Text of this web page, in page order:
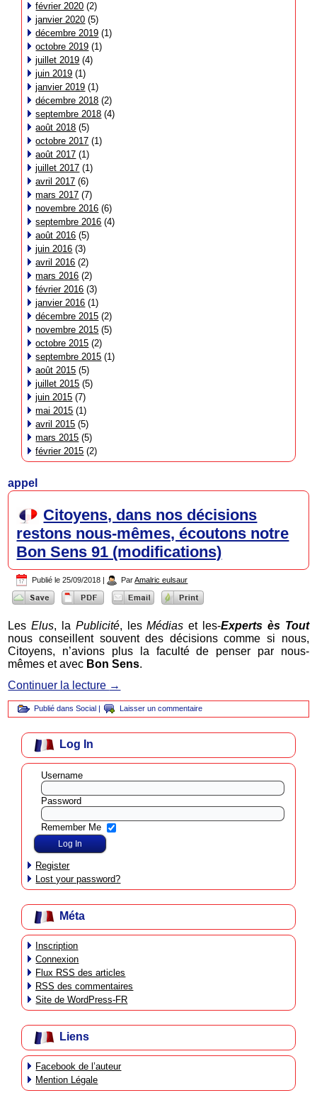
février 2020 (2)
janvier 2020 (5)
décembre 2019 (1)
octobre 2019 (1)
juillet 2019 (4)
juin 2019 (1)
janvier 2019 (1)
décembre 2018 (2)
septembre 2018 (4)
août 2018 (5)
octobre 2017 (1)
août 2017 (1)
juillet 2017 (1)
avril 2017 (6)
mars 2017 (7)
novembre 2016 (6)
septembre 2016 (4)
août 2016 (5)
juin 2016 (3)
avril 2016 (2)
mars 2016 (2)
février 2016 (3)
janvier 2016 (1)
décembre 2015 (2)
novembre 2015 (5)
octobre 2015 (2)
septembre 2015 (1)
août 2015 (5)
juillet 2015 (5)
juin 2015 (7)
mai 2015 (1)
avril 2015 (5)
mars 2015 (5)
février 2015 (2)
appel
Citoyens, dans nos décisions
restons nous-mêmes, écoutons notre
Bon Sens 91 (modifications)
Publié le 25/09/2018 | Par Amalric eulsaur
LesElus, la Publicité, lesMédias et les-Experts ès Tout
nous conseillent souvent des décisions comme si nous,
Citoyens, n’avions plus la faculté de penser par nous-
mêmes et avec Bon Sens.
Continuer la lecture →
Publié dans Social | Laisser un commentaire
Log In
Username
Password
Remember Me
Register
Lost your password?
Méta
Inscription
Connexion
Flux RSS des articles
RSS des commentaires
Site de WordPress-FR
Liens
Facebook de l’auteur
Mention Légale